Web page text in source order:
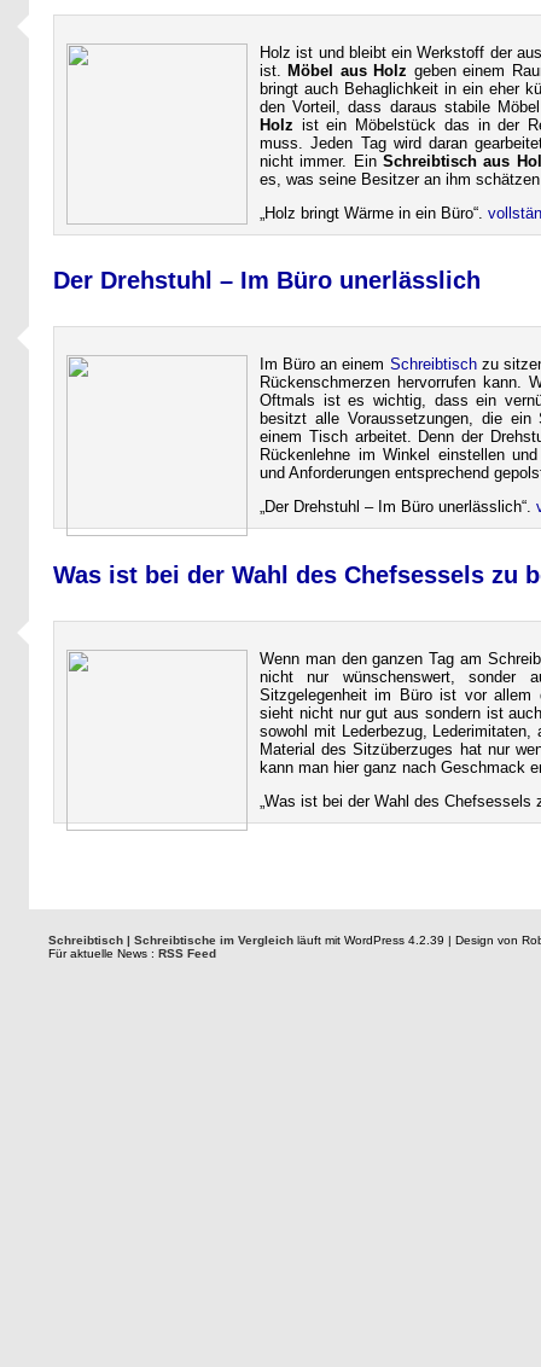
Holz ist und bleibt ein Werkstoff der
ist. Möbel aus Holz geben einem
bringt auch Behaglichkeit in ein eher
den Vorteil, dass daraus stabile
Holz ist ein Möbelstück das in der
muss. Jeden Tag wird daran
nicht immer. Ein Schreibtisch aus
es, was seine Besitzer an ihm
Holz bringt Wärme in ein Büro .
Der Drehstuhl – Im Büro unerlässlich
Im Büro an einem Schreibtischzu
Rückenschmerzen hervorrufen kann.
Oftmals ist es wichtig, dass ein
besitzt alle Voraussetzungen, die
einem Tisch arbeitet. Denn der
Rückenlehne im Winkel einstellen
und Anforderungen entsprechend
Der Drehstuhl – Im Büro unerlässlich .
Was ist bei der Wahl des Chefsessels zu
Wenn man den ganzen Tag am
nicht nur wünschenswert, sonder
Sitzgelegenheit im Büro ist vor
sieht nicht nur gut aus sondern ist
sowohl mit Lederbezug,
Material des Sitzüberzuges hat nur
kann man hier ganz nach Geschmack
Was ist bei der Wahl des Chefsessels
Schreibtisch | Schreibtische im Vergleich läuft mit WordPress 4.2.39 | Design von
Für aktuelle News : RSS Feed